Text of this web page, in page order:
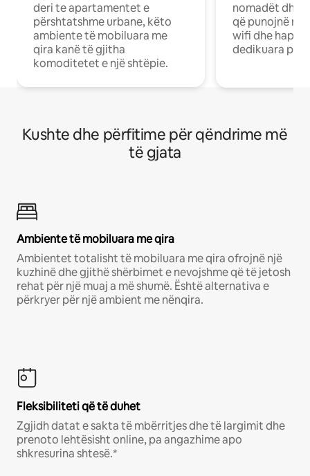
deri te apartamentet e
përshtatshme urbane, këto
ambiente të mobiluara me
qira kanë të gjitha
komoditetet e një shtëpie.
nomadët dhe
që punojnë në
wifi dhe
dedikuara
Kushte dhe përfitime për qëndrime më
të gjata
Ambiente të mobiluara me qira
Ambientet totalisht të mobiluara me qira ofrojnë një
kuzhinë dhe gjithë shërbimet e nevojshme që të jetosh
rehat për një muaj a më shumë. Është alternativa e
përkryer për një ambient me nënqira.
Fleksibiliteti që të duhet
Zgjidh datat e sakta të mbërritjes dhe të largimit dhe
prenoto lehtësisht online, pa angazhime apo
shkresurina shtesë.*